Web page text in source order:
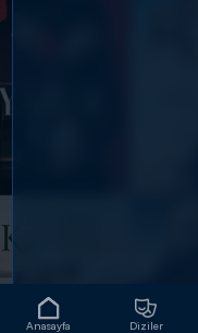
Anasayfa Diziler